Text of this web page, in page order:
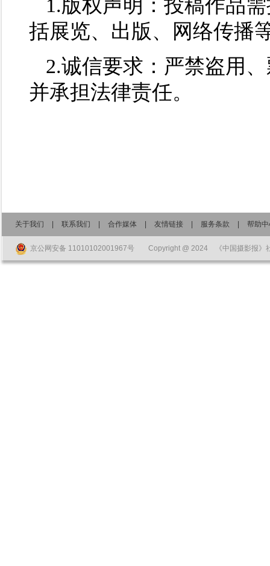
1.版权声明：投稿作品
括展览、出版、网络传播
2.诚信要求：严禁盗用
并承担法律责任。
关于我们 联系我们 合作媒体 友情链接 服务条款 帮助
京公网安备 11010102001967号 Copyright @ 2024 《中国摄影报